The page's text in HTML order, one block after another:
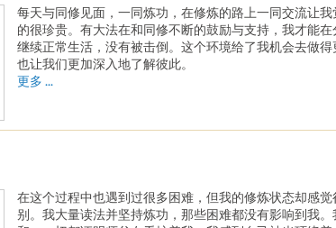
每天与同修见面，一同炼功，在修炼的路上一同交流让我
的很珍贵。有大法在和同修不断的鼓励与支持，我才能在
继续正常生活，没有被击倒。这个环境给了我机会去做得
也让我们更加深入地了解彼此。
更多 ...
在这个过程中也遇到过很多困难，但我的修炼状态却感觉
别。我大量读法并坚持炼功，那些困难都没有影响到我。